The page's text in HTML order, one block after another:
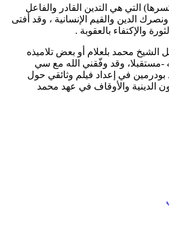
وكسرها) التي هي التدين القادر والفاعل
الدين والقيم الإنسانية ، وقد أفتى
والإكتفاء بالعقوبة .
محمد بلعلام أو بعض تلاميذه
-مستقبلا، وقد وفّقني الله مع سي
بودرمين في إعداد فيلم وثائقي حول
الدينية والأوقاف في عهد محمد